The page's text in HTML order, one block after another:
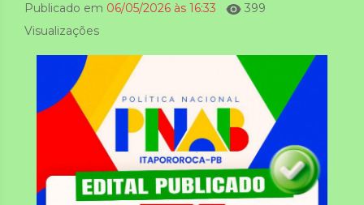
Publicado em 06/05/2026 às 16:33
399
Visualizações